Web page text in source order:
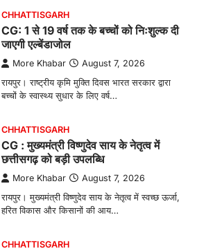
CHHATTISGARH
CG: 1 से 19 वर्ष तक के बच्चों को निःशुल्क दी
जाएगी एल्बेंडाजोल
More Khabar August 7, 2026
रायपुर। राष्ट्रीय कृमि मुक्ति दिवस भारत सरकार द्वारा
बच्चों के स्वास्थ्य सुधार के लिए वर्ष…
CHHATTISGARH
CG : मुख्यमंत्री विष्णुदेव साय के नेतृत्व में
छत्तीसगढ़ को बड़ी उपलब्धि
More Khabar August 7, 2026
रायपुर। मुख्यमंत्री विष्णुदेव साय के नेतृत्व में स्वच्छ ऊर्जा,
हरित विकास और किसानों की आय…
CHHATTISGARH